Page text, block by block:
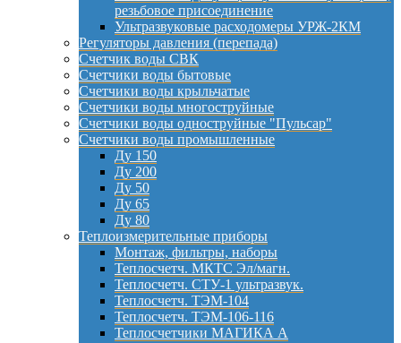
резьбовое присоединение
Ультразвуковые расходомеры УРЖ-2КМ
Регуляторы давления (перепада)
Счетчик воды СВК
Счетчики воды бытовые
Счетчики воды крыльчатые
Счетчики воды многоструйные
Счетчики воды одноструйные "Пульсар"
Счетчики воды промышленные
Ду 150
Ду 200
Ду 50
Ду 65
Ду 80
Теплоизмерительные приборы
Монтаж, фильтры, наборы
Теплосчетч. МКТС Эл/магн.
Теплосчетч. СТУ-1 ультразвук.
Теплосчетч. ТЭМ-104
Теплосчетч. ТЭМ-106-116
Теплосчетчики МАГИКА А